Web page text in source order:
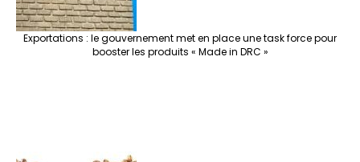
Exportations : le gouvernement met en place une task force pour
booster les produits « Made in DRC »